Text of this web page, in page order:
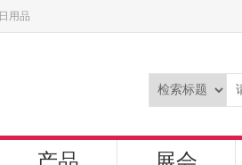
日用品